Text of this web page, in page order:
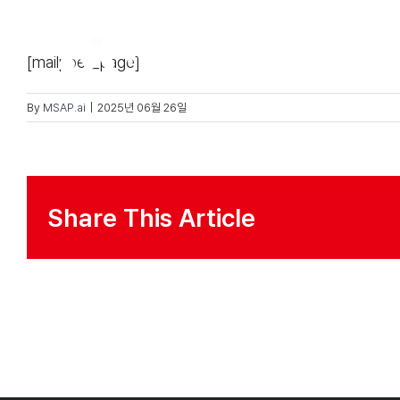
content[mailpoet_page]
By MSAP.ai 2025년 06월 26일
Share This Article